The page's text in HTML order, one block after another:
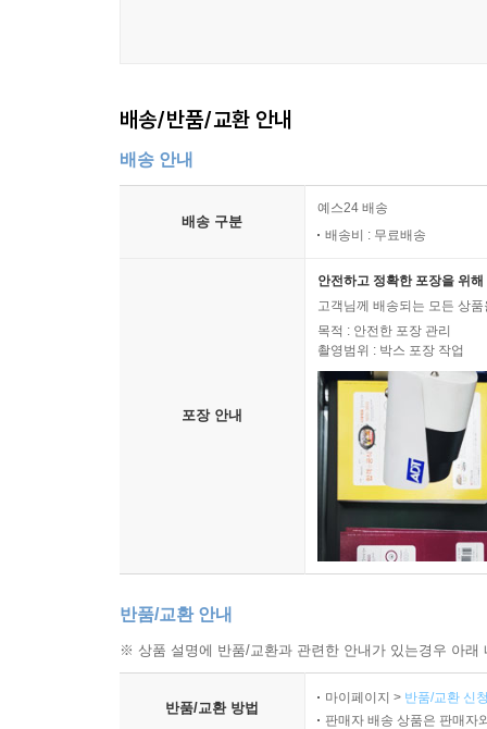
배송/반품/교환 안내
배송 안내
배송 구분
예스24 배송
배송비 : 무료배송
포장 안내
안전하고 정확한 포장을 위
고객님께 배송되는 모든 상
목적 : 안전한 포장 관리
촬영범위 : 박스 포장 작업
반품/교환 안내
※ 상품 설명에 반품/교환과 관련한 안내가 있는경우 아
반품/교환 방법
마이페이지 > 반품/교환 신
판매자 배송 상품은 판매자